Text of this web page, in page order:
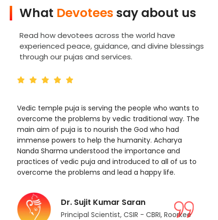
What Devotees say about us
Read how devotees across the world have
experienced peace, guidance, and divine blessings
through our pujas and services.
Vedic temple puja is serving the people who wants to
overcome the problems by vedic traditional way. The
main aim of puja is to nourish the God who had
immense powers to help the humanity. Acharya
Nanda Sharma understood the importance and
practices of vedic puja and introduced to all of us to
overcome the problems and lead a happy life.
Dr. Sujit Kumar Saran
Principal Scientist, CSIR - CBRI, Roorkee